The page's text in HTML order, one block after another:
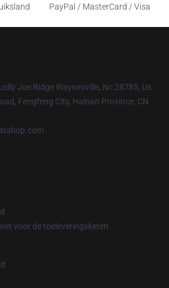
PayPal / MasterCard / Visa
Joe Ridge Waynesville, Nc 28785, Us
Fengfeng City, Hainan Province, CN
voor de toeleveringsketen